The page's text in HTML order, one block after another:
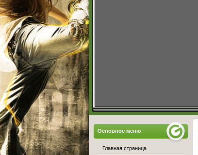
Основное меню
Главная страница